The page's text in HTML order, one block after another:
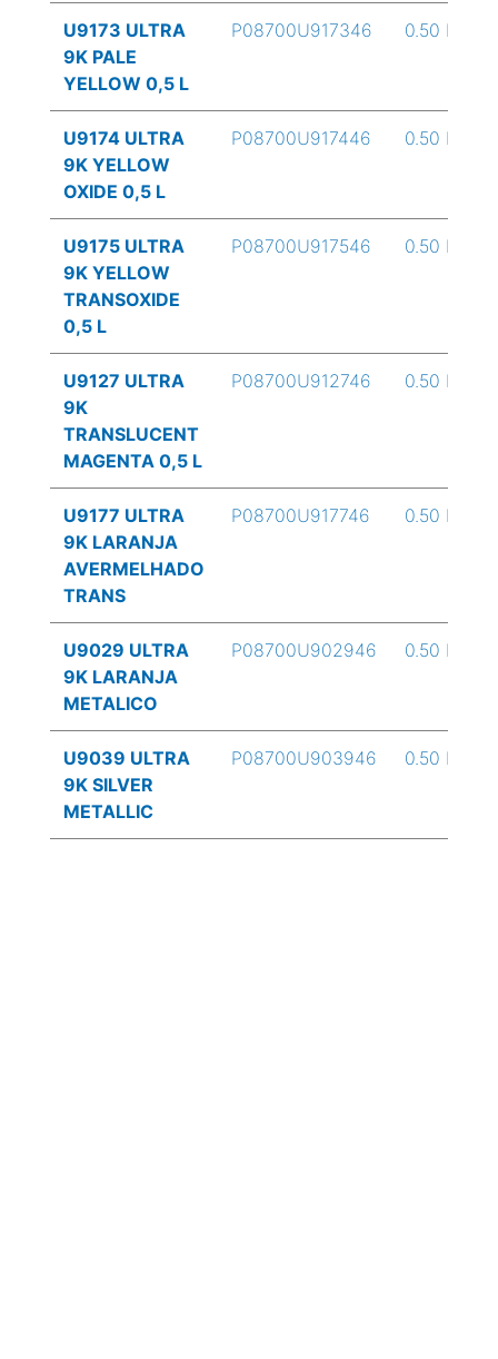
U9173 ULTRA
9K PALE
YELLOW 0,5 L
P08700U917346 0.50 L
U9174 ULTRA
9K YELLOW
OXIDE 0,5 L
P08700U917446 0.50 L
U9175 ULTRA
9K YELLOW
TRANSOXIDE
0,5 L
P08700U917546 0.50 L
U9127 ULTRA
9K
TRANSLUCENT
MAGENTA 0,5 L
P08700U912746 0.50 L
U9177 ULTRA
9K LARANJA
AVERMELHADO
TRANS
P08700U917746 0.50 L
U9029 ULTRA
9K LARANJA
METALICO
P08700U902946 0.50 L
U9039 ULTRA
9K SILVER
METALLIC
P08700U903946 0.50 L